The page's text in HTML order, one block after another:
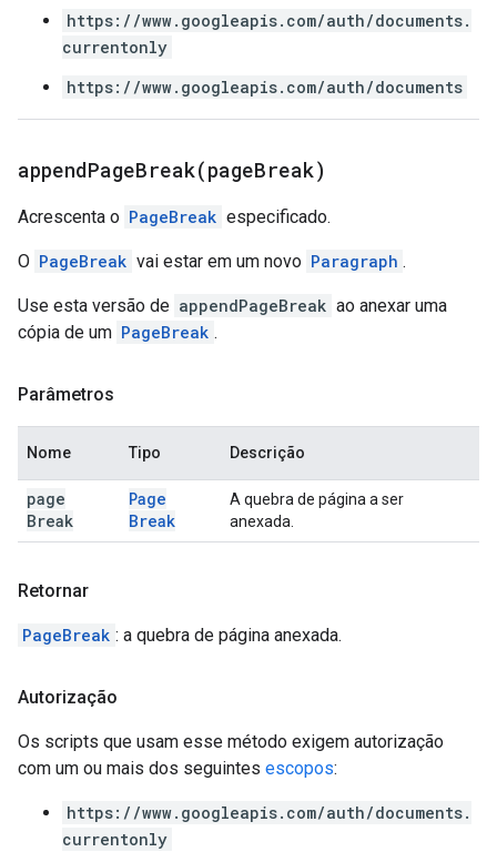
https://www.googleapis.com/auth/documents.
currentonly
https://www.googleapis.com/auth/documents
appendPageBreak(pageBreak)
Acrescenta o PageBreak especificado.
O PageBreak vai estar em um novo Paragraph .
Use esta versão de appendPageBreak ao anexar uma
cópia de um PageBreak .
Parâmetros
Nome Tipo Descrição
page
Break
Page
Break
A quebra de página a ser
anexada.
Retornar
PageBreak : a quebra de página anexada.
Autorização
Os scripts que usam esse método exigem autorização
com um ou mais dos seguintes escopos:
https://www.googleapis.com/auth/documents.
currentonly